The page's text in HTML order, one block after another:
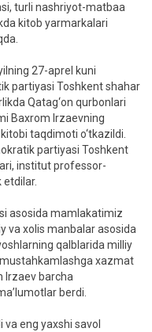
turli nashriyot-matbaa
kitob yarmarkalari
27-aprel kuni
partiyasi Toshkent shahar
Qatag‘on qurbonlari
Baxrom Irzaevning
taqdimoti o‘tkazildi.
partiyasi Toshkent
institut professor-
etdilar.
asosida mamlakatimiz
va xolis manbalar asosida
qalblarida milliy
mustahkamlashga xazmat
Irzaev barcha
berdi.
eng yaxshi savol